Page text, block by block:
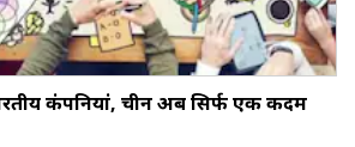
कंपनियां, चीन अब सिर्फ एक कदम